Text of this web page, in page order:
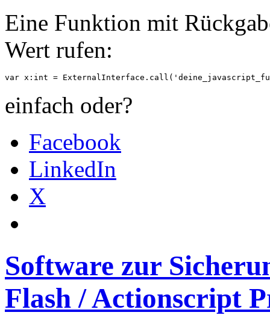
Eine Funktion mit
Wert rufen:
var x:int =
einfach oder?
Facebook
LinkedIn
X
Software zur
Flash / Actionscript